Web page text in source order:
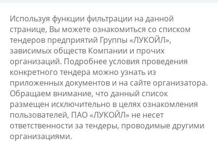
Используя функции фильтрации на данной
странице, Вы можете ознакомиться со списком
тендеров предприятий Группы «ЛУКОЙЛ»,
зависимых обществ Компании и прочих
организаций. Подробнее условия проведения
конкретного тендера можно узнать из
приложенных документов и на сайте организатора.
Обращаем внимание, что данный список
размещен исключительно в целях ознакомления
пользователей, ПАО «ЛУКОЙЛ» не несет
ответственности за тендеры, проводимые другими
организациями.